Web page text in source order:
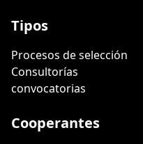
Tipos
Procesos de selección
Consultorías
convocatorias
Cooperantes